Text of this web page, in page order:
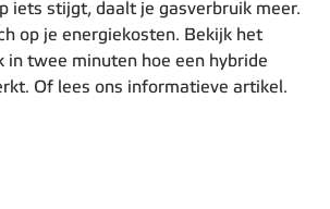
iets stijgt, daalt je gasverbruik meer.
op je energiekosten. Bekijk het
in twee minuten hoe een hybride
Of lees ons informatieve artikel.